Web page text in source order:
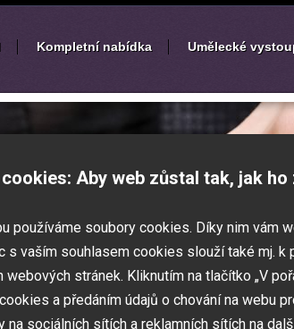
Kompletní nabídka Umělecké
akcí
Připravujete svatbu,
pro děti? Pak jste
Vám jednotlivé umělce na Vaši
a firemních akcí.
Aby web zůstal tak, jak ho
používáme soubory cookies. Díky nim vám
s vaším souhlasem cookies slouží také mj. k
webových stránek. Kliknutím na tlačítko „V
a předáním údajů o chování na webu
na sociálních sítích a reklamních sítích na